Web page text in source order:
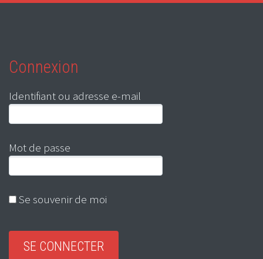
Connexion
Identifiant ou adresse e-mail
Mot de passe
Se souvenir de moi